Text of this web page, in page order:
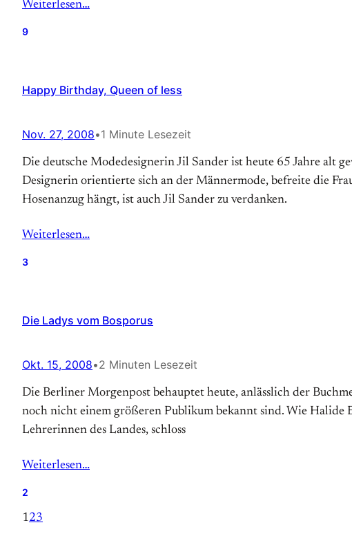
Weiterlesen…
9
Happy Birthday, Queen of less
Nov. 27, 2008•1 Minute Lesezeit
Die deutsche Modedesignerin Jil Sander ist heute 65 Jahre alt
Designerin orientierte sich an der Männermode, befreite die
Hosenanzug hängt, ist auch Jil Sander zu verdanken.
Weiterlesen…
3
Die Ladys vom Bosporus
Okt. 15, 2008•2 Minuten Lesezeit
Die Berliner Morgenpost behauptet heute, anlässlich der
noch nicht einem größeren Publikum bekannt sind. Wie Halide
Lehrerinnen des Landes, schloss
Weiterlesen…
2
123